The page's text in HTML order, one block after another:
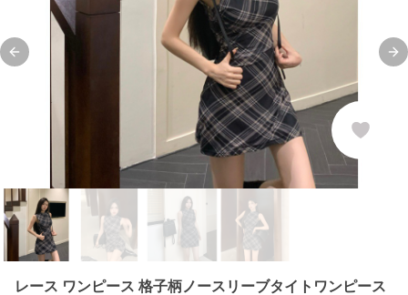
Previous slide
レース ワンピース 格子柄ノースリーブタイトワンピース